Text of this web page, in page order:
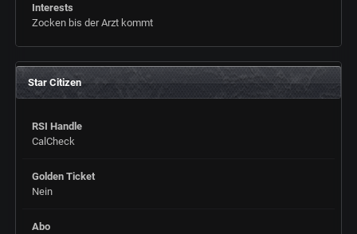
Interests
Zocken bis der Arzt kommt
Star Citizen
RSI Handle
CalCheck
Golden Ticket
Nein
Abo